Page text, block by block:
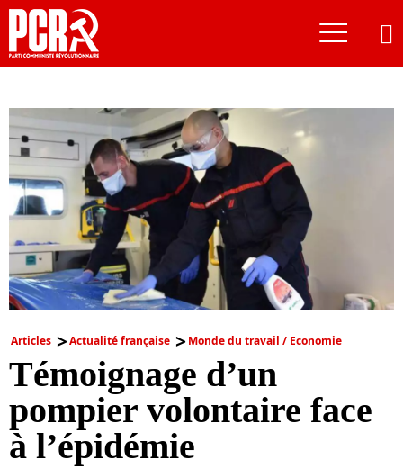
≡
Articles Actualité française Monde du travail / Economie
Témoignage d’un
pompier volontaire face
à l’épidémie